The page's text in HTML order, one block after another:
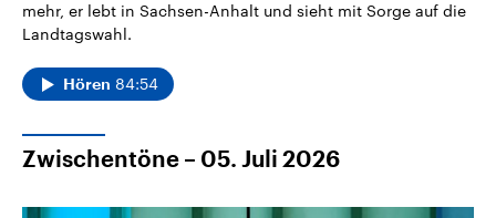
mehr, er lebt in Sachsen-Anhalt und sieht mit Sorge auf die
Landtagswahl.
Hören 84:54
Zwischentöne – 05. Juli 2026